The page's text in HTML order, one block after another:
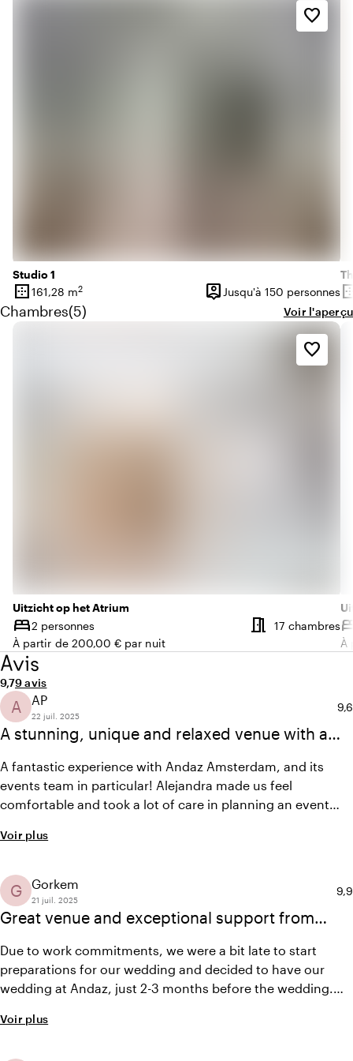
Studio 1
border_outer
Superficie
161,28 m2 person_pin
Capacité
Jusqu'à 150 personnes
favorite_border
Chambres
Quantité de chambres : 5
(5) Voir l'aperçu
Uitzicht op het Atrium
bed
Capacité
2 personnes meeting_room
17 chambres
À partir de 200,00 € par nuit
favorite_border
À
Avis
Note moyenne de 9,7 sur 10
9,7Nombre d'avis : 9
9 avis
A stunning, unique and relaxed venue with a
A AP
22 juil. 2025
9,6
A fantastic experience with Andaz Amsterdam, and its
events team in particular! Alejandra made us feel
comfortable and took a lot of care in planning an event
On the day, Sasha, Bella and the rest of the team worked
contributed to the joyful and relaxed atmosphere of the
event!
Voir plus
Great venue and exceptional support from
G Gorkem
21 juil. 2025
9,9
Due to work commitments, we were a bit late to start
preparations for our wedding and decided to have our
wedding at Andaz, just 2-3 months before the wedding.
prepare for our special day (and even helped us to
Voir plus